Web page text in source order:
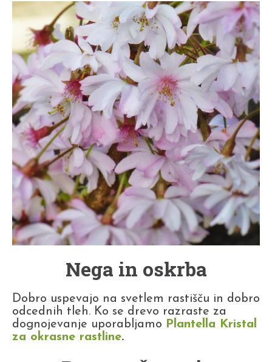
Nega in oskrba
Dobro uspevajo na svetlem rastišču in dobro
odcednih tleh. Ko se drevo razraste za
dognojevanje uporabljamo Plantella Kristal
za okrasne rastline.